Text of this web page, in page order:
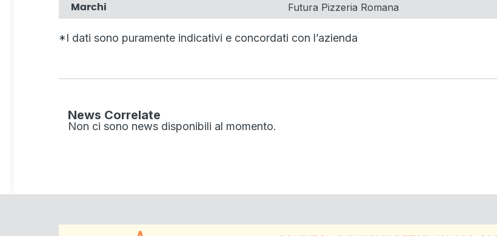
Marchi Futura Pizzeria Romana
*I dati sono puramente indicativi e concordati con l’azienda
News Correlate
Non ci sono news disponibili al momento.